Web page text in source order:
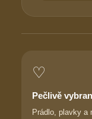
♡
Pečlivě
Prádlo, plavky a